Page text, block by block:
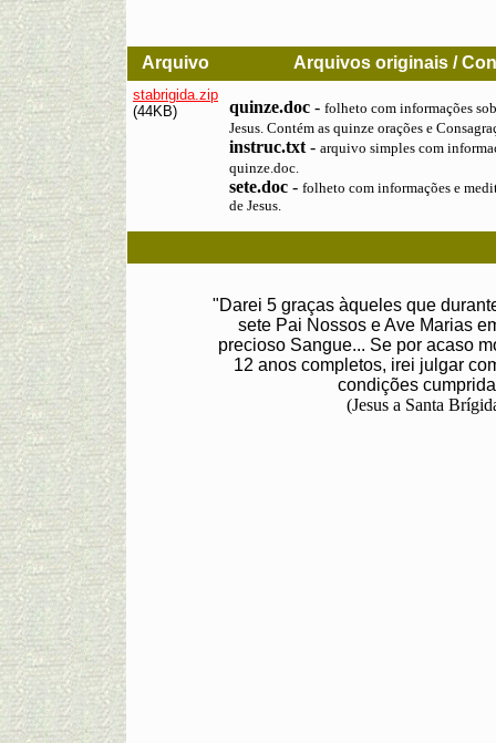
Arquivo Arquivos originais /
stabrigida.zip
(44KB)
quinze.doc - folheto com informações
Jesus. Contém as quinze orações e
instruc.txt - arquivo simples com
quinze.doc.
sete.doc - folheto com informações e
de Jesus.
"Darei 5 graças àqueles que
sete Pai Nossos e Ave Marias
precioso Sangue... Se por acaso
12 anos completos, irei julgar
condições
(Jesus a Santa